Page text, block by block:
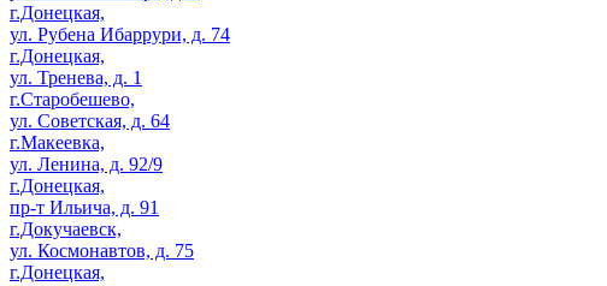
г.Донецкая,
ул. Рубена Ибаррури, д. 74
г.Донецкая,
ул. Тренева, д. 1
г.Старобешево,
ул. Советская, д. 64
г.Макеевка,
ул. Ленина, д. 92/9
г.Донецкая,
пр-т Ильича, д. 91
г.Докучаевск,
ул. Космонавтов, д. 75
г.Донецкая,